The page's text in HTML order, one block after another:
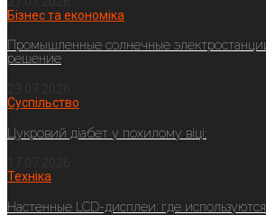
Бізнес та економіка
Промышленные солнечные
решение
Суспільство
Цукровий діабет у похилому віці:
Техніка
Настенные LCD-дисплеи: где